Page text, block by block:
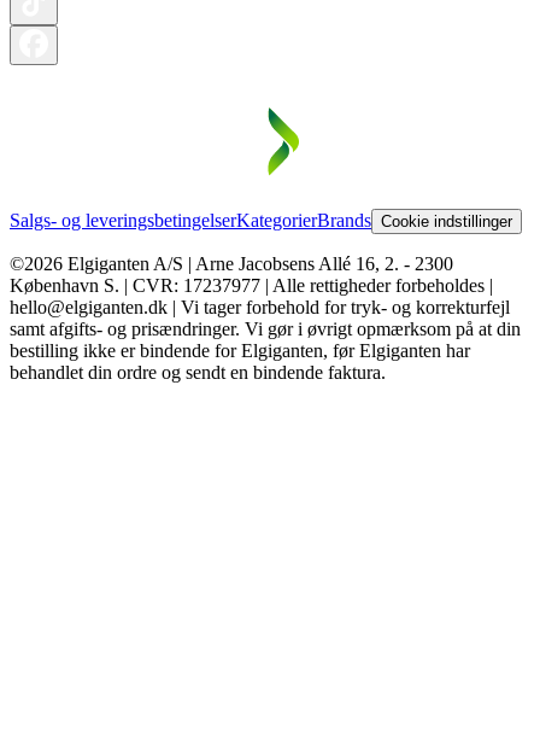
Salgs- og leveringsbetingelserKategorierBrands Cookie indstillinger
©2026 Elgiganten A/S | Arne Jacobsens Allé 16, 2. - 2300
København S. | CVR: 17237977 | Alle rettigheder forbeholdes |
hello@elgiganten.dk | Vi tager forbehold for tryk- og korrekturfejl
samt afgifts- og prisændringer. Vi gør i øvrigt opmærksom på at din
bestilling ikke er bindende for Elgiganten, før Elgiganten har
behandlet din ordre og sendt en bindende faktura.